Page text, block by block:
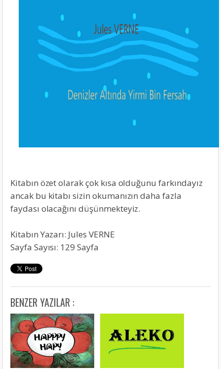
Kitabın özet olarak çok kısa olduğunu farkındayız
ancak bu kitabı sizin okumanızın daha fazla
faydası olacağını düşünmekteyiz.
Kitabın Yazarı: Jules VERNE
Sayfa Sayısı: 129 Sayfa
BENZER YAZILAR :